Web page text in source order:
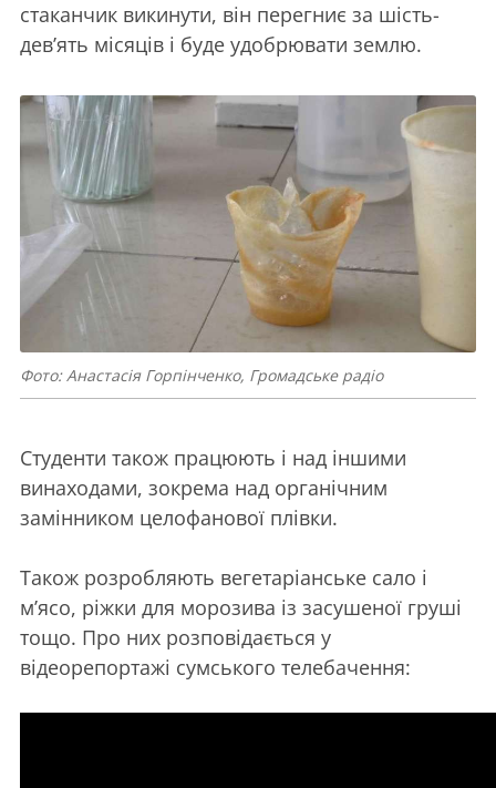
стаканчик викинути, він перегниє за шість-
дев’ять місяців і буде удобрювати землю.
Фото: Анастасія Горпінченко, Громадське радіо
Студенти також працюють і над іншими
винаходами, зокрема над органічним
замінником целофанової плівки.
Також розробляють вегетаріанське сало і
м’ясо, ріжки для морозива із засушеної груші
тощо. Про них розповідається у
відеорепортажі сумського телебачення: